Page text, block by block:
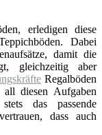
erledigen diese
Dabei
damit die
gleichzeitig aber
Regalböden
diesen Aufgaben
das passende
dass auch